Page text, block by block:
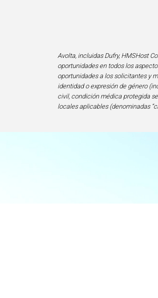
Avolta, incluidas Dufry, HMSHost
oportunidades en todos los
oportunidades a los solicitantes y
identidad o expresión de género
civil, condición médica protegida
locales aplicables (denominadas